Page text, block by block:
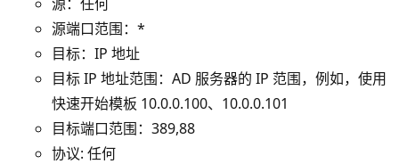
源端口范围：*
目标：IP 地址
目标 IP 地址范围：AD 服务器的 IP 范围，例如，使用
快速开始模板 10.0.0.100、10.0.0.101
目标端口范围：389,88
协议: 任何